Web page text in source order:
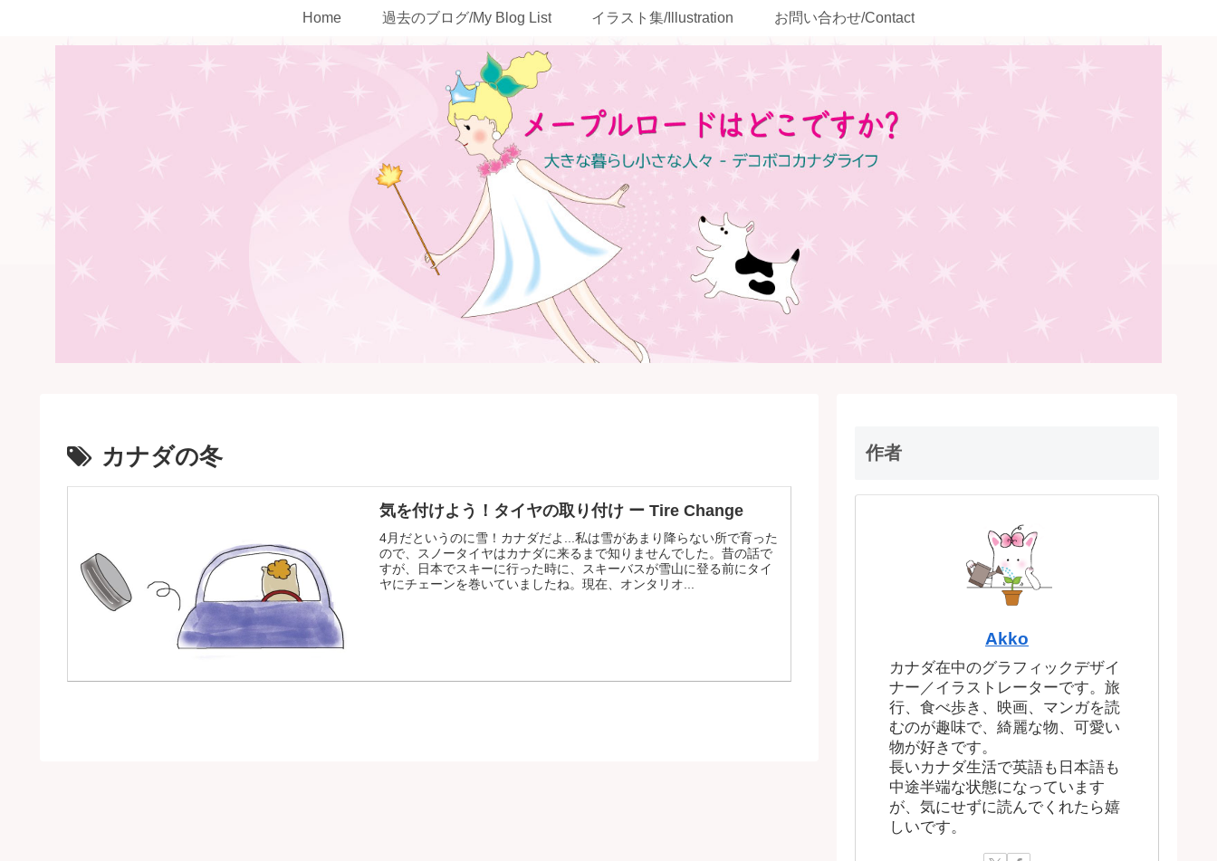
Home 過去のブログ/My Blog List イラスト集/Illustration お問い合わせ/Contact
カナダの冬
気を付けよう！タイヤの取り付け ー Tire Change
4月だというのに雪！カナダだよ...私は雪があまり降らない所で育った
ので、スノータイヤはカナダに来るまで知りませんでした。昔の話で
すが、日本でスキーに行った時に、スキーバスが雪山に登る前にタイ
ヤにチェーンを巻いていましたね。現在、オンタリオ...
作者
Akko
カナダ在中のグラフィックデザイ
ナー／イラストレーターです。旅
行、食べ歩き、映画、マンガを読
むのが趣味で、綺麗な物、可愛い
物が好きです。
長いカナダ生活で英語も日本語も
中途半端な状態になっています
が、気にせずに読んでくれたら嬉
しいです。